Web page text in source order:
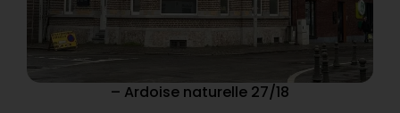
– Ardoise naturelle 27/18